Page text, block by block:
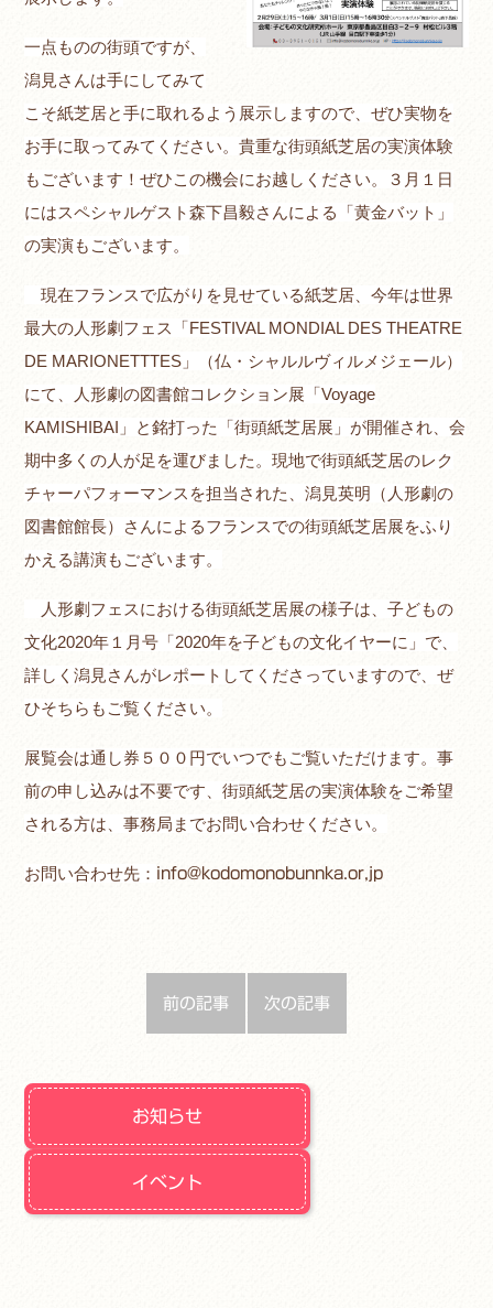
一点ものの街頭ですが、
潟見さんは手にしてみて
こそ紙芝居と手に取れるよう展示しますので、ぜひ実物を
お手に取ってみてください。貴重な街頭紙芝居の実演体験
もございます！ぜひこの機会にお越しください。３月１日
にはスペシャルゲスト森下昌毅さんによる「黄金バット」
の実演もございます。
現在フランスで広がりを見せている紙芝居、今年は世界
最大の人形劇フェス「FESTIVAL MONDIAL DES THEATRE
DE MARIONETTTES」（仏・シャルルヴィルメジェール）
にて、
人形劇の図書館コレクション展「Voyage
KAMISHIBAI」と銘打った「街頭紙芝居展」が開催され、会
期中多くの人が足を運びました。現地で街頭紙芝居のレク
チャーパフォーマンスを担当された、潟見英明（人形劇の
図書館館長）さんによるフランスでの街頭紙芝居展をふり
かえる講演もございます。
人形劇フェスにおける街頭紙芝居展の様子は、子どもの
文化2020年１月号「2020年を子どもの文化イヤーに」で、
詳しく潟見さんがレポートしてくださっていますので、ぜ
ひそちらもご覧ください。
展覧会は通し券５００円でいつでもご覧いただけます。事
前の申し込みは不要です、街頭紙芝居の実演体験をご希望
される方は、事務局までお問い合わせください。
お問い合わせ先： info@kodomonobunnka.or,jp
前の記事 次の記事
お知らせ
イベント